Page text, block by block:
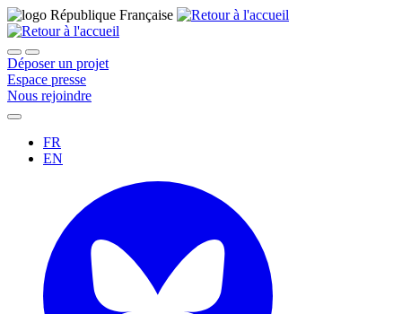
Déposer un projet
Espace presse
Nous rejoindre
FR
EN